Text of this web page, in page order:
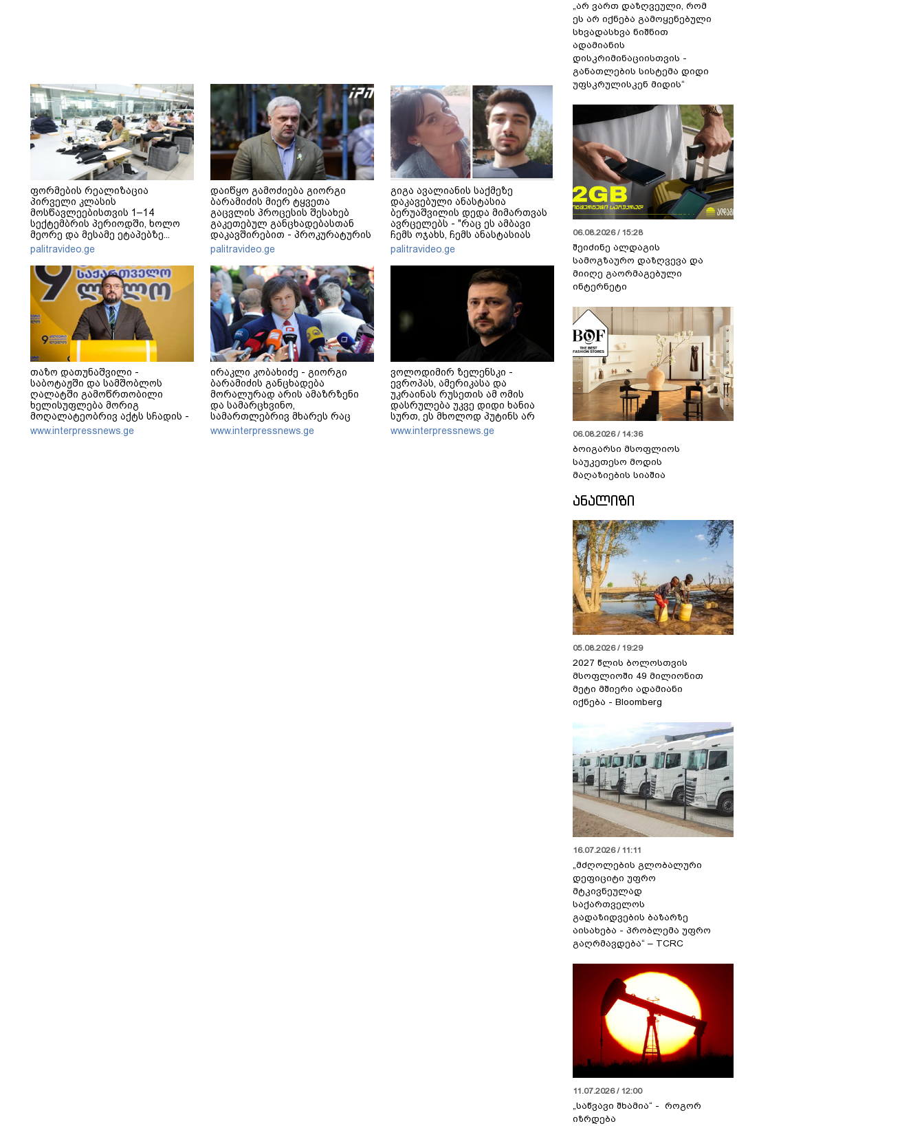
ფორმების რეალიზაცია
პირველი კლასის
მოსწავლეებისთვის 1–14
სექტემბრის პერიოდში, ხოლო
მეორე და მესამე ეტაპებზე...
palitravideo.ge
დაიწყო გამოძიება გიორგი
ბარამიძის მიერ ტყვეთა
გაცვლის პროცესის შესახებ
გაკეთებულ განცხადებასთან
დაკავშირებით - პროკურატურის
განცხადება
palitravideo.ge
გიგა ავალიანის საქმეზე
დაკავებული ანასტასია
ბერუაშვილის დედა მიმართვას
ავრცელებს - "რაც ეს ამბავი
ჩემს ოჯახს, ჩემს ანასტასიას
გადახდა თავს, მის მერე მე მე
არ ვარ"
palitravideo.ge
თაზო დათუნაშვილი -
საბოტაჟში და სამშობლოს
ღალატში გამოწრთობილი
ხელისუფლება მორიგ
მოღალატეობრივ აქტს სჩადის -
საბოტაჟია და საქართველოს
ინტერესების მტრობა ანაკლიის
www.interpressnews.ge
ირაკლი კობახიძე - გიორგი
ბარამიძის განცხადება
მორალურად არის ამაზრზენი
და სამარცხვინო,
სამართლებრივ მხარეს რაც
შეეხება, ამას შესაბამისი
უწყებები დაადგენენ
www.interpressnews.ge
ვოლოდიმირ ზელენსკი -
ევროპას, ამერიკასა და
უკრაინას რუსეთის ამ ომის
დასრულება უკვე დიდი ხანია
სურთ, ეს მხოლოდ პუტინს არ
სურს - მეტი ზეწოლაა საჭირო
www.interpressnews.ge
„არ ვართ დაზღვეული, რომ
ეს არ იქნება გამოყენებული
სხვადასხვა ნიშნით
ადამიანის
დისკრიმინაციისთვის -
განათლების სისტემა დიდი
უფსკრულისკენ მიდის“
06.08.2026 / 15:28
შეიძინე ალდაგის
სამოგზაურო დაზღვევა და
მიიღე გაორმაგებული
ინტერნეტი
06.08.2026 / 14:36
ბოიგარსი მსოფლიოს
საუკეთესო მოდის
მაღაზიების სიაშია
ᲐᲜᲐᲚᲘᲖᲘ
05.08.2026 / 19:29
2027 წლის ბოლოსთვის
მსოფლიოში 49 მილიონით
მეტი მშიერი ადამიანი
იქნება - Bloomberg
16.07.2026 / 11:11
„მძღოლების გლობალური
დეფიციტი უფრო
მტკივნეულად
საქართველოს
გადაზიდვების ბაზარზე
აისახება - პრობლემა უფრო
გაღრმავდება“ – TCRC
11.07.2026 / 12:00
„საწვავი შხამია“ - როგორ
იზრდება